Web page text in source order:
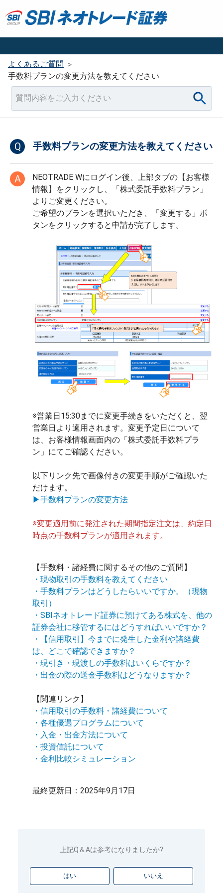
よくあるご質問 >
手数料プランの変更方法を教えてください
Q 手数料プランの変更方法を教えてください
A
NEOTRADE Wにログイン後、上部タブの【お客様
情報】をクリックし、「株式委託手数料プラン」
よりご変更ください。
ご希望のプランを選択いただき、「変更する」ボ
タンをクリックすると申請が完了します。
※営業日15:30までに変更手続きをいただくと、翌
営業日より適用されます。変更予定日について
は、お客様情報画面内の「株式委託手数料プラ
ン」にてご確認ください。
以下リンク先で画像付きの変更手順がご確認いた
だけます。
▶手数料プランの変更方法
※変更適用前に発注された期間指定注文は、約定日
時点の手数料プランが適用されます。
【手数料・諸経費に関するその他のご質問】
・現物取引の手数料を教えてください
・手数料プランはどうしたらいいですか。（現物
取引）
・SBIネオトレード証券に預けてある株式を、他の
証券会社に移管するにはどうすればいいですか？
・【信用取引】今までに発生した金利や諸経費
は、どこで確認できますか？
・現引き・現渡しの手数料はいくらですか？
・出金の際の送金手数料はどうなりますか？
【関連リンク】
・信用取引の手数料・諸経費について
・各種優遇プログラムについて
・入金・出金方法について
・投資信託について
・金利比較シミュレーション
最終更新日：2025年9月17日
上記Q＆Aは参考になりましたか?
はい いいえ